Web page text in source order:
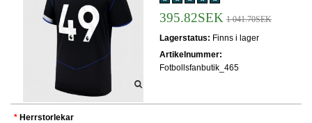
395.82SEK 1 041.70SEK
Lagerstatus: Finns i lager
Artikelnummer:
Fotbollsfanbutik_465
Herrstorlekar